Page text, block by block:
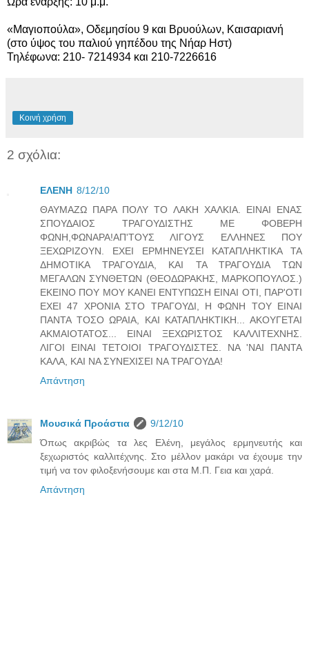
«Μαγιοπούλα», Οδεμησίου 9 και Βρυούλων, Καισαριανή
(στο ύψος του παλιού γηπέδου της Νήαρ Ηστ)
Τηλέφωνα: 210- 7214934 και 210-7226616
Κοινή χρήση
2 σχόλια:
ΕΛΕΝΗ 8/12/10
ΘΑΥΜΑΖΩ ΠΑΡΑ ΠΟΛΥ ΤΟ ΛΑΚΗ ΧΑΛΚΙΑ. ΕΙΝΑΙ ΕΝΑΣ
ΣΠΟΥΔΑΙΟΣ ΤΡΑΓΟΥΔΙΣΤΗΣ ΜΕ ΦΟΒΕΡΗ
ΦΩΝΗ,ΦΩΝΑΡΑ!ΑΠ'ΤΟΥΣ ΛΙΓΟΥΣ ΕΛΛΗΝΕΣ ΠΟΥ
ΞΕΧΩΡΙΖΟΥΝ. ΕΧΕΙ ΕΡΜΗΝΕΥΣΕΙ ΚΑΤΑΠΛΗΚΤΙΚΑ ΤΑ
ΔΗΜΟΤΙΚΑ ΤΡΑΓΟΥΔΙΑ, ΚΑΙ ΤΑ ΤΡΑΓΟΥΔΙΑ ΤΩΝ
ΜΕΓΑΛΩΝ ΣΥΝΘΕΤΩΝ (ΘΕΟΔΩΡΑΚΗΣ, ΜΑΡΚΟΠΟΥΛΟΣ.)
ΕΚΕΙΝΟ ΠΟΥ ΜΟΥ ΚΑΝΕΙ ΕΝΤΥΠΩΣΗ ΕΙΝΑΙ ΟΤΙ, ΠΑΡ'ΟΤΙ
ΕΧΕΙ 47 ΧΡΟΝΙΑ ΣΤΟ ΤΡΑΓΟΥΔΙ, Η ΦΩΝΗ ΤΟΥ ΕΙΝΑΙ
ΠΑΝΤΑ ΤΟΣΟ ΩΡΑΙΑ, ΚΑΙ ΚΑΤΑΠΛΗΚΤΙΚΗ... ΑΚΟΥΓΕΤΑΙ
ΑΚΜΑΙΟΤΑΤΟΣ... ΕΙΝΑΙ ΞΕΧΩΡΙΣΤΟΣ ΚΑΛΛΙΤΕΧΝΗΣ.
ΛΙΓΟΙ ΕΙΝΑΙ ΤΕΤΟΙΟΙ ΤΡΑΓΟΥΔΙΣΤΕΣ. ΝΑ 'ΝΑΙ ΠΑΝΤΑ
ΚΑΛΑ, ΚΑΙ ΝΑ ΣΥΝΕΧΙΣΕΙ ΝΑ ΤΡΑΓΟΥΔΑ!
Απάντηση
Μουσικά Προάστια
9/12/10
Όπως ακριβώς τα λες Ελένη, μεγάλος ερμηνευτής και
ξεχωριστός καλλιτέχνης. Στο μέλλον μακάρι να έχουμε την
τιμή να τον φιλοξενήσουμε και στα Μ.Π. Γεια και χαρά.
Απάντηση